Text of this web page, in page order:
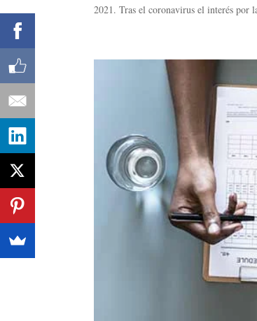
2021. Tras el coronavirus el interés por